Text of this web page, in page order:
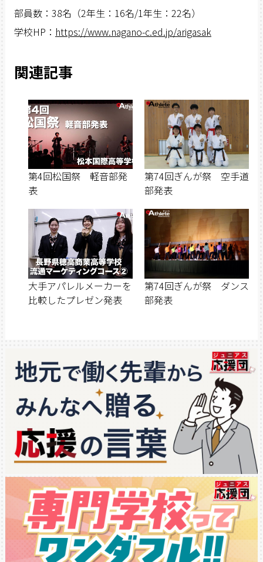
部員数：38名（2年生：16名/1年生：22名）
学校HP： https://www.nagano-c.ed.jp/arigasak
関連記事
第4回松国祭 軽音部発
表
第74回ぎんが祭 空手道
部発表
大手アパレルメーカーを
比較したプレゼン発表
第74回ぎんが祭 ダンス
部発表